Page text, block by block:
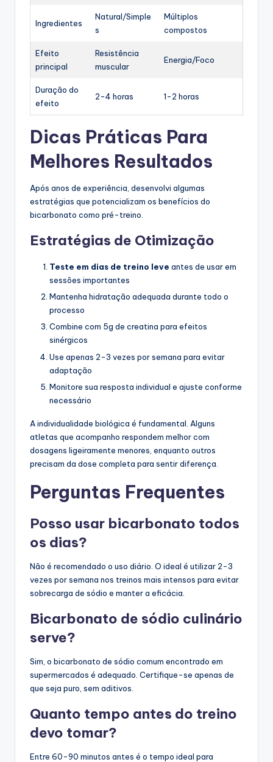
Ingredientes
Natural/Simple
s
Múltiplos
compostos
Efeito
principal
Resistência
muscular
Energia/Foco
Duração do
efeito
2-4 horas 1-2 horas
Dicas Práticas Para
Melhores Resultados
Após anos de experiência, desenvolvi algumas
estratégias que potencializam os benefícios do
bicarbonato como pré-treino.
Estratégias de Otimização
Teste em dias de treino leve antes de usar em
sessões importantes
Mantenha hidratação adequada durante todo o
processo
Combine com 5g de creatina para efeitos
sinérgicos
Use apenas 2-3 vezes por semana para evitar
adaptação
Monitore sua resposta individual e ajuste conforme
necessário
A individualidade biológica é fundamental. Alguns
atletas que acompanho respondem melhor com
dosagens ligeiramente menores, enquanto outros
precisam da dose completa para sentir diferença.
Perguntas Frequentes
Posso usar bicarbonato todos
os dias?
Não é recomendado o uso diário. O ideal é utilizar 2-3
vezes por semana nos treinos mais intensos para evitar
sobrecarga de sódio e manter a eficácia.
Bicarbonato de sódio culinário
serve?
Sim, o bicarbonato de sódio comum encontrado em
supermercados é adequado. Certifique-se apenas de
que seja puro, sem aditivos.
Quanto tempo antes do treino
devo tomar?
Entre 60-90 minutos antes é o tempo ideal para